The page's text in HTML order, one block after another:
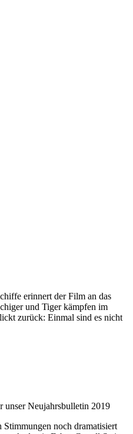
erinnert der Film an das
und Tiger kämpfen im
zurück: Einmal sind es nicht
unser Neujahrsbulletin 2019
Stimmungen noch dramatisiert